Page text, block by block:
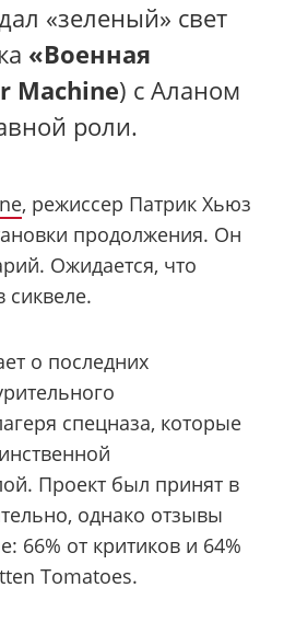
«зеленый» свет
«Военная
Machine) с Аланом
роли.
, режиссер Патрик Хьюз
продолжения. Он
Ожидается, что
сиквеле.
о последних
спецназа, которые
Проект был принят в
однако отзывы
66% от критиков и 64%
Tomatoes.